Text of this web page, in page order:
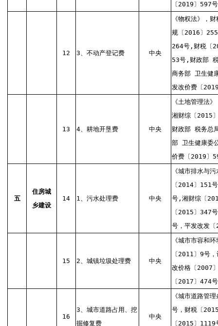
〔2019〕597号
12 3、不动产登记费 中央
《物权法》，
规〔2016〕
264号,财税〔
53号,财政部
商务部 卫生健
发改价费〔
13 4、耕地开垦费 中央
《土地管理法
湘财综〔2015
财政部 税务总
部 卫生健康委
价费〔2019〕
五
住房城
乡建设
14 1、污水处理费 中央
《城市排水与
〔2014〕151
号,湘财综〔
〔2015〕347
号，平发改发
15 2、城镇垃圾处理费 中央
《城市市容和
〔2011〕9号
改价格〔2007
〔2017〕474
16
3、城市道路占用、挖
掘修复费
中央
《城市道路管
号，财税〔
〔2015〕